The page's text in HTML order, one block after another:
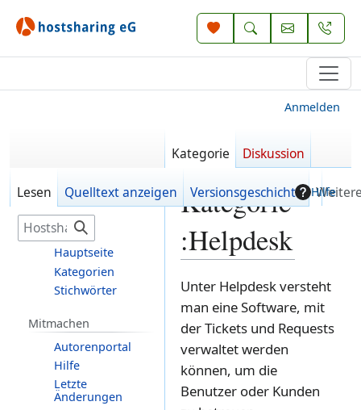
Hilfe
Kategorie
:Helpdesk
Zur
Navigation
springen
Zur
Suche
springen
Unter Helpdesk versteht
man eine Software, mit
der Tickets und Requests
verwaltet werden
können, um die
Benutzer oder Kunden
Anmelden
Kategorie Diskussion
Lesen Quelltext anzeigen Versionsgeschichte
S
u
Hauptseite
Kategorien
Stichwörter
Mitmachen
Autorenportal
Hilfe
Letzte
Änderungen